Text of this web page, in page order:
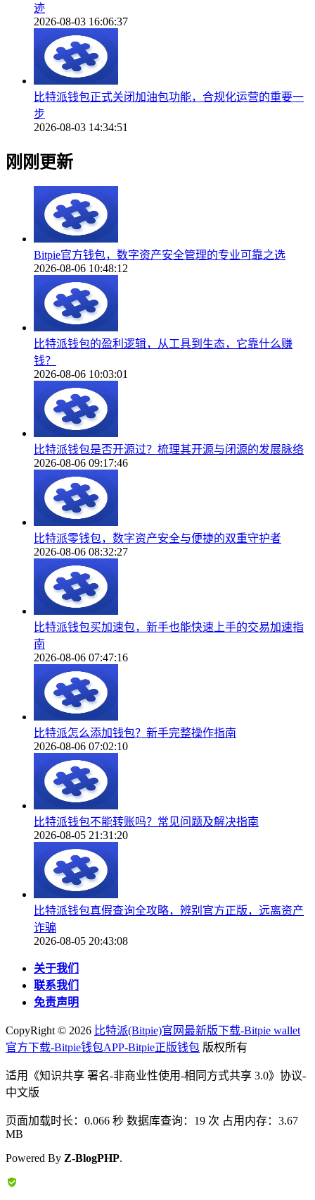
迹
2026-08-03 16:06:37
比特派钱包正式关闭加油包功能，合规化运营的重要一
步
2026-08-03 14:34:51
刚刚更新
Bitpie官方钱包，数字资产安全管理的专业可靠之选
2026-08-06 10:48:12
比特派钱包的盈利逻辑，从工具到生态，它靠什么赚
钱？
2026-08-06 10:03:01
比特派钱包是否开源过？梳理其开源与闭源的发展脉络
2026-08-06 09:17:46
比特派零钱包，数字资产安全与便捷的双重守护者
2026-08-06 08:32:27
比特派钱包买加速包，新手也能快速上手的交易加速指
南
2026-08-06 07:47:16
比特派怎么添加钱包？新手完整操作指南
2026-08-06 07:02:10
比特派钱包不能转账吗？常见问题及解决指南
2026-08-05 21:31:20
比特派钱包真假查询全攻略，辨别官方正版，远离资产
诈骗
2026-08-05 20:43:08
关于我们
联系我们
免责声明
CopyRight © 2026 比特派(Bitpie)官网最新版下载-Bitpie wallet
官方下载-Bitpie钱包APP-Bitpie正版钱包 版权所有
适用《知识共享 署名-非商业性使用-相同方式共享 3.0》协议-
中文版
页面加载时长：0.066 秒 数据库查询：19 次 占用内存：3.67
MB
Powered By Z-BlogPHP.